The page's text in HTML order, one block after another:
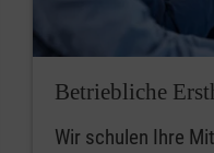
Betriebliche
Wir schulen Ihre